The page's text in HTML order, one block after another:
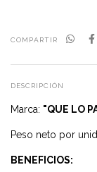
COMPARTIR
DESCRIPCIÓN
Marca: "QUE LO
Peso neto por
BENEFICIOS: